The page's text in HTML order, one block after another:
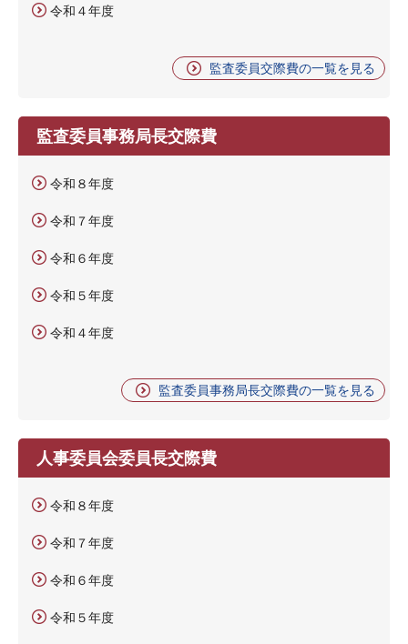
令和４年度
監査委員交際費の一覧を見る
監査委員事務局長交際費
令和８年度
令和７年度
令和６年度
令和５年度
令和４年度
監査委員事務局長交際費の一覧を見る
人事委員会委員長交際費
令和８年度
令和７年度
令和６年度
令和５年度